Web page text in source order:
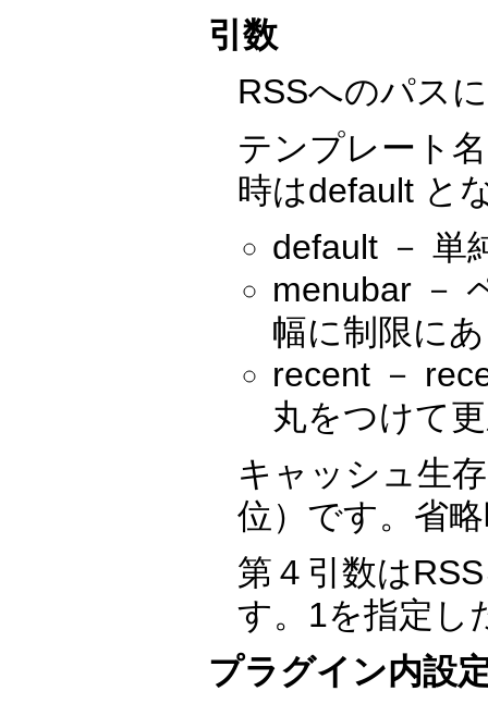
引数
RSSへのパス
テンプレート
時はdefault と
default － 単
menubar －
幅に制限に
recent －
丸をつけて
キャッシュ生
位）です。省
第４引数は
す。1を指定し
プラグイン内設